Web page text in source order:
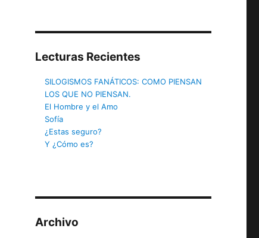
Lecturas Recientes
SILOGISMOS FANÁTICOS: COMO PIENSAN
LOS QUE NO PIENSAN.
El Hombre y el Amo
Sofía
¿Estas seguro?
Y ¿Cómo es?
Archivo